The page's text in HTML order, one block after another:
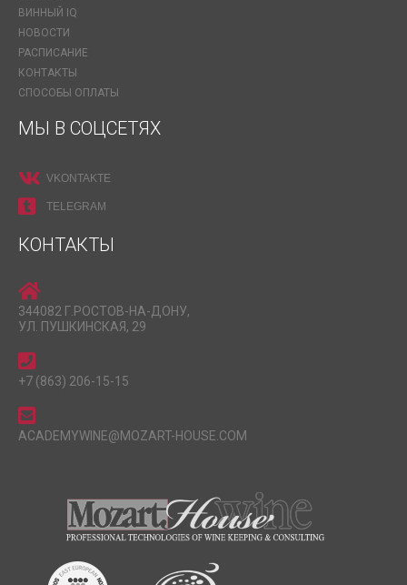
ВИННЫЙ IQ
НОВОСТИ
РАСПИСАНИЕ
КОНТАКТЫ
СПОСОБЫ ОПЛАТЫ
МЫ В СОЦСЕТЯХ
VKONTAKTE
TELEGRAM
КОНТАКТЫ
344082 Г.РОСТОВ-НА-ДОНУ,
УЛ. ПУШКИНСКАЯ, 29
+7 (863) 206-15-15
ACADEMYWINE@MOZART-HOUSE.COM